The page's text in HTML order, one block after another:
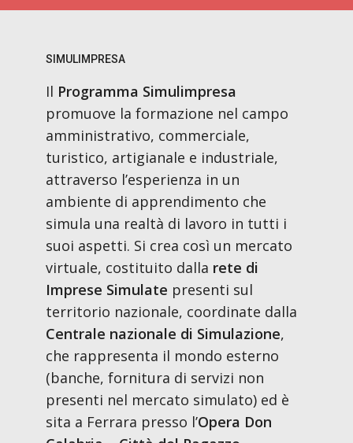
SIMULIMPRESA
Il Programma Simulimpresa
promuove la formazione nel campo
amministrativo, commerciale,
turistico, artigianale e industriale,
attraverso l’esperienza in un
ambiente di apprendimento che
simula una realtà di lavoro in tutti i
suoi aspetti. Si crea così un mercato
virtuale, costituito dalla rete di
Imprese Simulate presenti sul
territorio nazionale, coordinate dalla
Centrale nazionale di Simulazione,
che rappresenta il mondo esterno
(banche, fornitura di servizi non
presenti nel mercato simulato) ed è
sita a Ferrara presso l’Opera Don